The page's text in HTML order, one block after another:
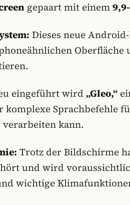
gepaart mit einem
Dieses neue
Oberfläche
eingeführt wird „Gleo,“
komplexe Sprachbefehle
kann.
Trotz der Bildschirme
und wird
wichtige